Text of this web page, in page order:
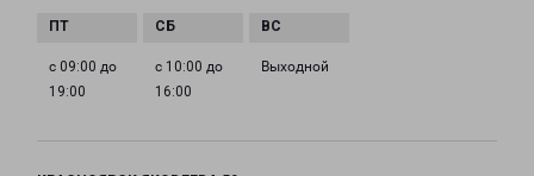
с 09:00 до
19:00
с 10:00 до
16:00
Выходной